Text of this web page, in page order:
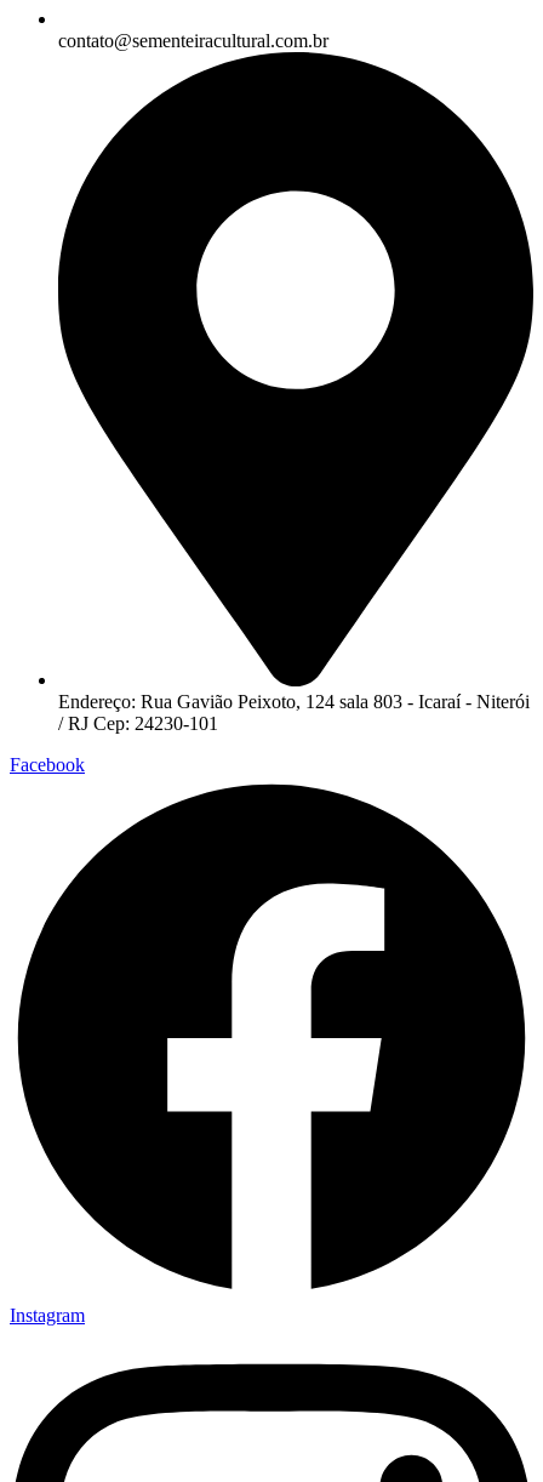
contato@sementeiracultural.com.br
Endereço: Rua Gavião Peixoto, 124 sala 803 - Icaraí - Niterói
/ RJ Cep: 24230-101
Facebook
Instagram